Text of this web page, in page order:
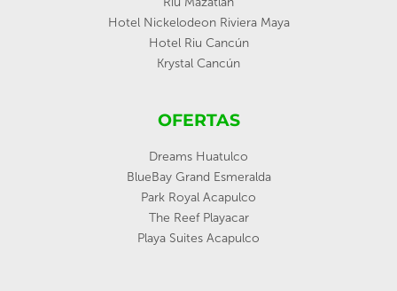
Hotel Nickelodeon Riviera Maya
Hotel Riu Cancún
Krystal Cancún
OFERTAS
Dreams Huatulco
BlueBay Grand Esmeralda
Park Royal Acapulco
The Reef Playacar
Playa Suites Acapulco